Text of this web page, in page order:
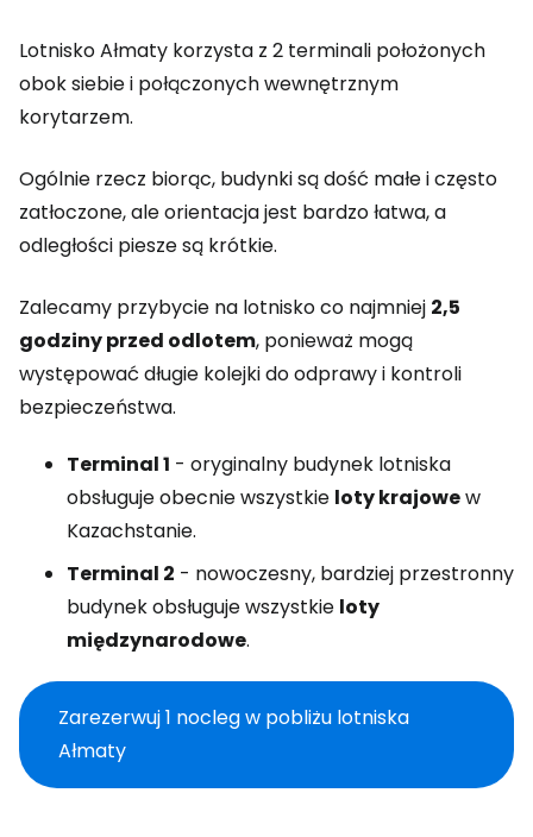
Lotnisko Ałmaty korzysta z 2 terminali położonych
obok siebie i połączonych wewnętrznym
korytarzem.
Ogólnie rzecz biorąc, budynki są dość małe i często
zatłoczone, ale orientacja jest bardzo łatwa, a
odległości piesze są krótkie.
Zalecamy przybycie na lotnisko co najmniej 2,5
godziny przed odlotem, ponieważ mogą
występować długie kolejki do odprawy i kontroli
bezpieczeństwa.
Terminal 1 - oryginalny budynek lotniska
obsługuje obecnie wszystkie loty krajowew
Kazachstanie.
Terminal 2 - nowoczesny, bardziej przestronny
budynek obsługuje wszystkie loty
międzynarodowe.
Zarezerwuj 1 nocleg w pobliżu lotniska
Ałmaty